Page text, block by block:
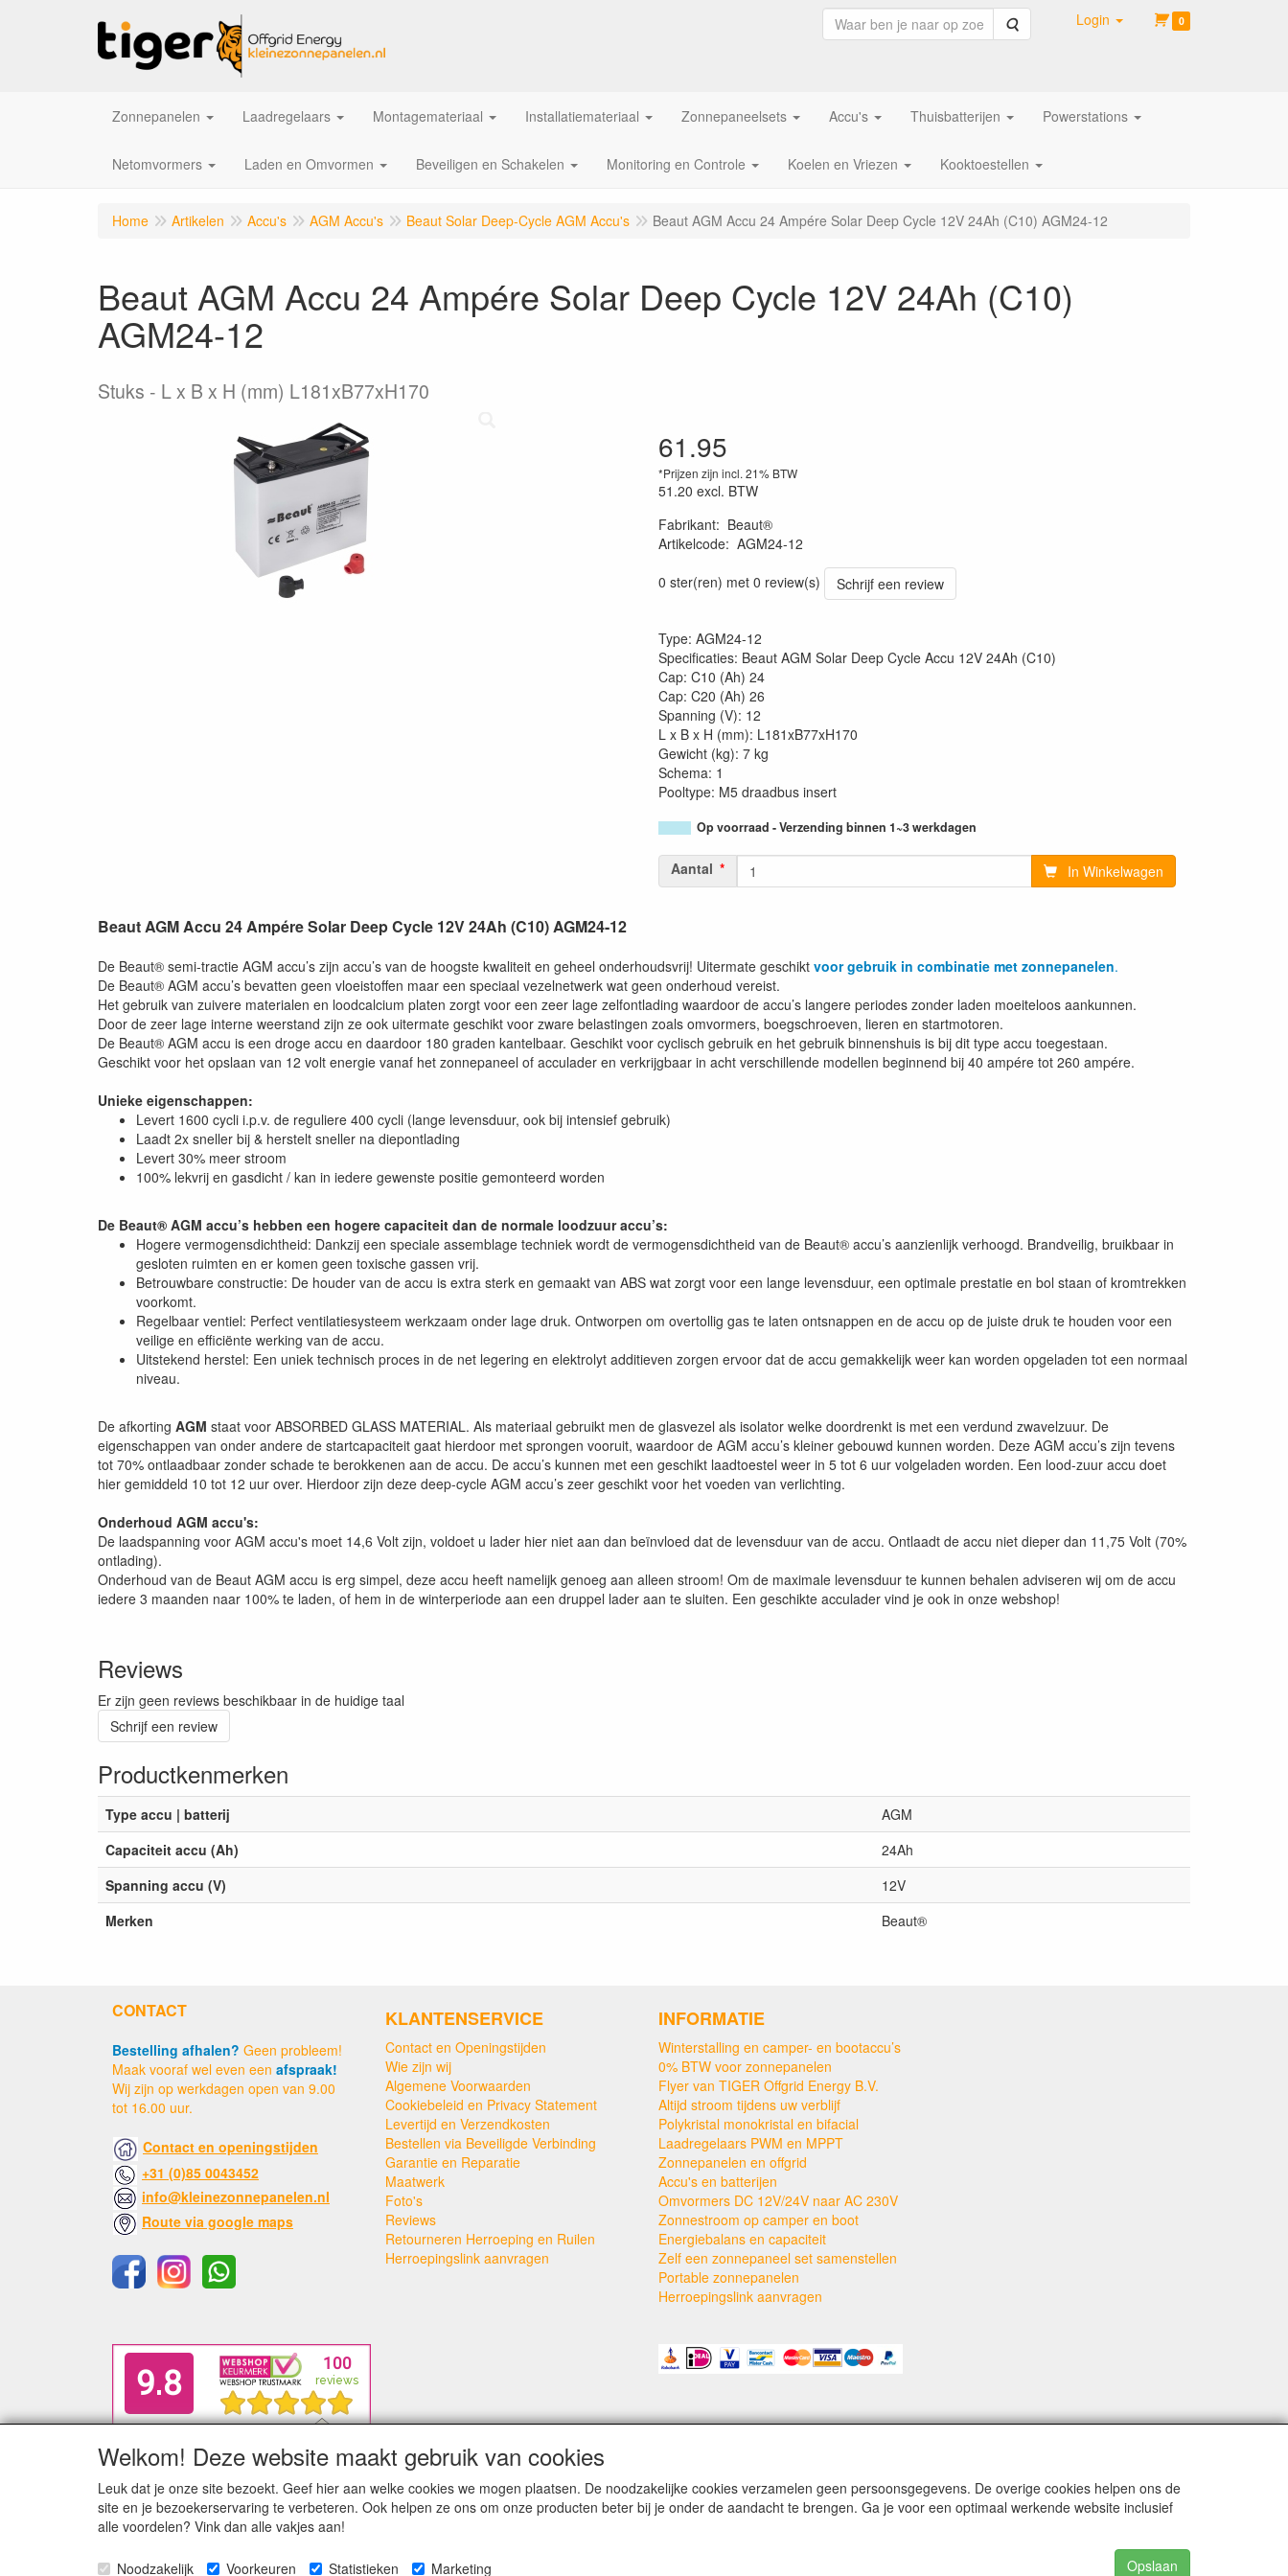
Zoeken Login 0
Zonnepanelen Laadregelaars Montagemateriaal Installatiemateriaal Zonnepaneelsets Accu's Thuisbatterijen Powerstations
Netomvormers Laden en Omvormen Beveiligen en Schakelen Monitoring en Controle Koelen en Vriezen Kooktoestellen
Home Artikelen Accu's AGM Accu's Beaut Solar Deep-Cycle AGM Accu's Beaut AGM Accu 24 Ampére Solar Deep Cycle 12V 24Ah (C10) AGM24-12
Beaut AGM Accu 24 Ampére Solar Deep Cycle 12V 24Ah (C10)
AGM24-12
Stuks L x B x H (mm) L181xB77xH170
61.95
*Prijzen zijn incl. 21% BTW
51.20 excl. BTW
Fabrikant: Beaut®
Artikelcode: AGM24-12
0 ster(ren) met 0 review(s)
Schrijf een review
Type: AGM24-12
Specificaties: Beaut AGM Solar Deep Cycle Accu 12V 24Ah (C10)
Cap: C10 (Ah) 24
Cap: C20 (Ah) 26
Spanning (V): 12
L x B x H (mm): L181xB77xH170
Gewicht (kg): 7 kg
Schema: 1
Pooltype: M5 draadbus insert
Op voorraad - Verzending binnen 1~3 werkdagen
Aantal In Winkelwagen
Beaut AGM Accu 24 Ampére Solar Deep Cycle 12V 24Ah (C10) AGM24-12
De Beaut® semi-tractie AGM accu’s zijn accu’s van de hoogste kwaliteit en geheel onderhoudsvrij! Uitermate geschikt voor gebruik in combinatie met zonnepanelen.
De Beaut® AGM accu’s bevatten geen vloeistoffen maar een speciaal vezelnetwerk wat geen onderhoud vereist.
Het gebruik van zuivere materialen en loodcalcium platen zorgt voor een zeer lage zelfontlading waardoor de accu’s langere periodes zonder laden moeiteloos aankunnen.
Door de zeer lage interne weerstand zijn ze ook uitermate geschikt voor zware belastingen zoals omvormers, boegschroeven, lieren en startmotoren.
De Beaut® AGM accu is een droge accu en daardoor 180 graden kantelbaar. Geschikt voor cyclisch gebruik en het gebruik binnenshuis is bij dit type accu toegestaan.
Geschikt voor het opslaan van 12 volt energie vanaf het zonnepaneel of acculader en verkrijgbaar in acht verschillende modellen beginnend bij 40 ampére tot 260 ampére.
Unieke eigenschappen:
Levert 1600 cycli i.p.v. de reguliere 400 cycli (lange levensduur, ook bij intensief gebruik)
Laadt 2x sneller bij & herstelt sneller na diepontlading
Levert 30% meer stroom
100% lekvrij en gasdicht / kan in iedere gewenste positie gemonteerd worden
De Beaut® AGM accu’s hebben een hogere capaciteit dan de normale loodzuur accu’s:
Hogere vermogensdichtheid: Dankzij een speciale assemblage techniek wordt de vermogensdichtheid van de Beaut® accu’s aanzienlijk verhoogd. Brandveilig, bruikbaar in
gesloten ruimten en er komen geen toxische gassen vrij.
Betrouwbare constructie: De houder van de accu is extra sterk en gemaakt van ABS wat zorgt voor een lange levensduur, een optimale prestatie en bol staan of kromtrekken
voorkomt.
Regelbaar ventiel: Perfect ventilatiesysteem werkzaam onder lage druk. Ontworpen om overtollig gas te laten ontsnappen en de accu op de juiste druk te houden voor een
veilige en efficiënte werking van de accu.
Uitstekend herstel: Een uniek technisch proces in de net legering en elektrolyt additieven zorgen ervoor dat de accu gemakkelijk weer kan worden opgeladen tot een normaal
niveau.
De afkorting AGM staat voor ABSORBED GLASS MATERIAL. Als materiaal gebruikt men de glasvezel als isolator welke doordrenkt is met een verdund zwavelzuur. De
eigenschappen van onder andere de startcapaciteit gaat hierdoor met sprongen vooruit, waardoor de AGM accu’s kleiner gebouwd kunnen worden. Deze AGM accu’s zijn tevens
tot 70% ontlaadbaar zonder schade te berokkenen aan de accu. De accu’s kunnen met een geschikt laadtoestel weer in 5 tot 6 uur volgeladen worden. Een lood-zuur accu doet
hier gemiddeld 10 tot 12 uur over. Hierdoor zijn deze deep-cycle AGM accu’s zeer geschikt voor het voeden van verlichting.
Onderhoud AGM accu's:
De laadspanning voor AGM accu's moet 14,6 Volt zijn, voldoet u lader hier niet aan dan beïnvloed dat de levensduur van de accu. Ontlaadt de accu niet dieper dan 11,75 Volt (70%
ontlading).
Onderhoud van de Beaut AGM accu is erg simpel, deze accu heeft namelijk genoeg aan alleen stroom! Om de maximale levensduur te kunnen behalen adviseren wij om de accu
iedere 3 maanden naar 100% te laden, of hem in de winterperiode aan een druppel lader aan te sluiten. Een geschikte acculader vind je ook in onze webshop!
Reviews
Er zijn geen reviews beschikbaar in de huidige taal
Schrijf een review
Productkenmerken
Type accu | batterij
AGM
Capaciteit accu (Ah)
24Ah
Spanning accu (V)
12V
Merken
Beaut®
CONTACT
Bestelling afhalen? Geen probleem!
Maak vooraf wel even een afspraak!
Wij zijn op werkdagen open van 9.00
tot 16.00 uur.
Contact en openingstijden
+31 (0)85 0043452
info@kleinezonnepanelen.nl
Route via google maps
KLANTENSERVICE
Contact en Openingstijden
Wie zijn wij
Algemene Voorwaarden
Cookiebeleid en Privacy Statement
Levertijd en Verzendkosten
Bestellen via Beveiligde Verbinding
Garantie en Reparatie
Maatwerk
Foto's
Reviews
Retourneren Herroeping en Ruilen
Herroepingslink aanvragen
INFORMATIE
Winterstalling en camper- en bootaccu’s
0% BTW voor zonnepanelen
Flyer van TIGER Offgrid Energy B.V.
Altijd stroom tijdens uw verblijf
Polykristal monokristal en bifacial
Laadregelaars PWM en MPPT
Zonnepanelen en offgrid
Accu's en batterijen
Omvormers DC 12V/24V naar AC 230V
Zonnestroom op camper en boot
Energiebalans en capaciteit
Zelf een zonnepaneel set samenstellen
Portable zonnepanelen
Herroepingslink aanvragen
kleinezonnepanelen.nl | TIGER Offgrid Energy B.V. ©2012-©2026
Welkom! Deze website maakt gebruik van cookies
Leuk dat je onze site bezoekt. Geef hier aan welke cookies we mogen plaatsen. De noodzakelijke cookies verzamelen geen persoonsgegevens. De overige cookies helpen ons de
site en je bezoekerservaring te verbeteren. Ook helpen ze ons om onze producten beter bij je onder de aandacht te brengen. Ga je voor een optimaal werkende website inclusief
alle voordelen? Vink dan alle vakjes aan!
Noodzakelijk Voorkeuren Statistieken Marketing Opslaan